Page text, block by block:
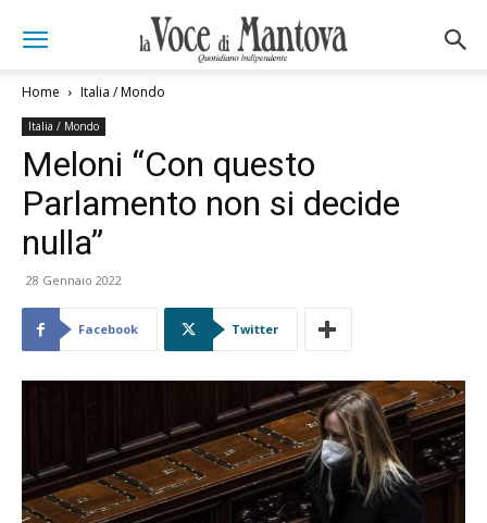
Home Italia / Mondo
Italia / Mondo
Meloni “Con questo
Parlamento non si decide
nulla”
28 Gennaio 2022
Facebook Twitter